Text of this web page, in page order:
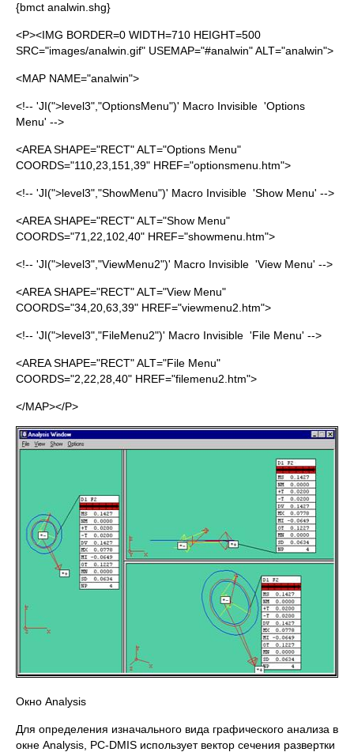
{bmct analwin.shg}
<P><IMG BORDER=0 WIDTH=710 HEIGHT=500
SRC="images/analwin.gif" USEMAP="#analwin" ALT="analwin">
<MAP NAME="analwin">
<!-- 'JI(">level3","OptionsMenu")' Macro Invisible 'Options
Menu' -->
<AREA SHAPE="RECT" ALT="Options Menu"
COORDS="110,23,151,39" HREF="optionsmenu.htm">
<!-- 'JI(">level3","ShowMenu")' Macro Invisible 'Show Menu' -->
<AREA SHAPE="RECT" ALT="Show Menu"
COORDS="71,22,102,40" HREF="showmenu.htm">
<!-- 'JI(">level3","ViewMenu2")' Macro Invisible 'View Menu' -->
<AREA SHAPE="RECT" ALT="View Menu"
COORDS="34,20,63,39" HREF="viewmenu2.htm">
<!-- 'JI(">level3","FileMenu2")' Macro Invisible 'File Menu' -->
<AREA SHAPE="RECT" ALT="File Menu"
COORDS="2,22,28,40" HREF="filemenu2.htm">
</MAP></P>
Окно Analysis
Для определения изначального вида графического анализа в
окне Analysis, PC-DMIS использует вектор сечения развертки